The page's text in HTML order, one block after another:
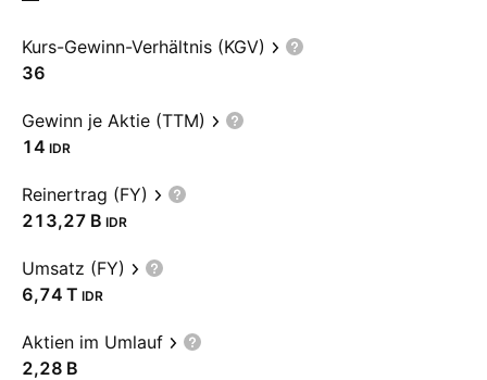
Kurs-Gewinn-Verhältnis (KGV)
36
Gewinn je Aktie (TTM)
14 IDR
Reinertrag (FY)
‪213,27 B‬ IDR
Umsatz (FY)
‪6,74 T‬ IDR
Aktien im Umlauf
‪2,28 B‬